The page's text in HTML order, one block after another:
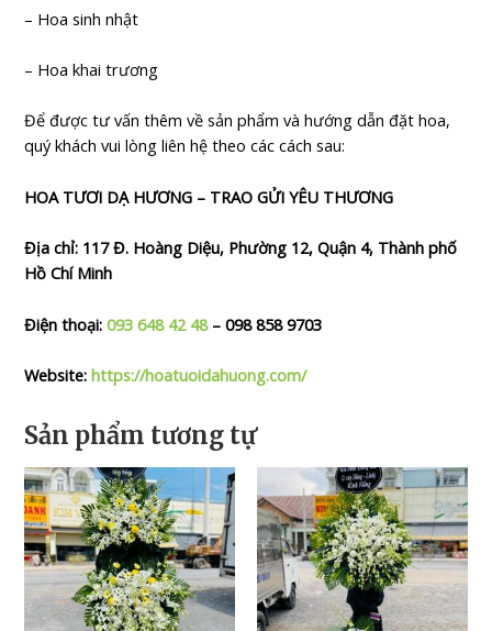
– Hoa sinh nhật
– Hoa khai trương
Để được tư vấn thêm về sản phẩm và hướng dẫn đặt hoa,
quý khách vui lòng liên hệ theo các cách sau:
HOA TƯƠI DẠ HƯƠNG – TRAO GỬI YÊU THƯƠNG
Địa chỉ: 117 Đ. Hoàng Diệu, Phường 12, Quận 4, Thành phố
Hồ Chí Minh
Điện thoại:093 648 42 48– 098 858 9703
Website:https://hoatuoidahuong.com/
Sản phẩm tương tự